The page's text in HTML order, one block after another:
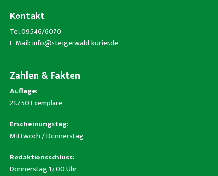
Kontakt
Tel. 09546/6070
E-Mail: info@steigerwald-kurier.de
Zahlen & Fakten
Auflage:
21.750 Exemplare
Erscheinungstag:
Mittwoch / Donnerstag
Redaktionsschluss:
Donnerstag 17.00 Uhr